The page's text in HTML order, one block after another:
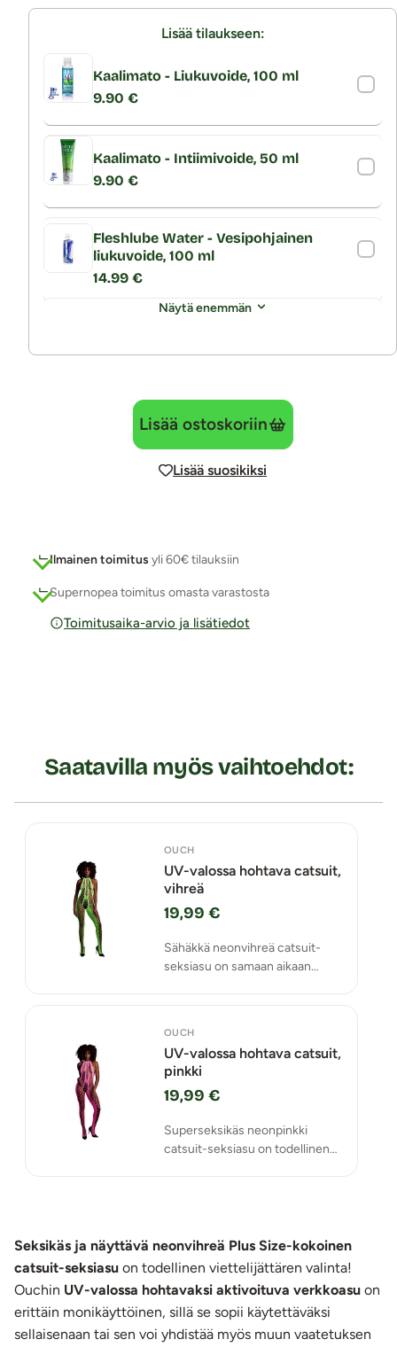
Lisää tilaukseen:
Kaalimato - Liukuvoide, 100 ml
9.90 €
Kaalimato - Intiimivoide, 50 ml
9.90 €
Fleshlube Water - Vesipohjainen
liukuvoide, 100 ml
14.99 €
Näytä enemmän
Lisää ostoskoriin
Lisää suosikiksi
Ilmainen toimitus yli 60€ tilauksiin
Supernopea toimitus omasta varastosta
Toimitusaika-arvio ja lisätiedot
Saatavilla myös vaihtoehdot:
OUCH
UV-valossa hohtava catsuit,
vihreä
19,99 €
Sähäkkä neonvihreä catsuit-
seksiasu on samaan aikaan
OUCH
UV-valossa hohtava catsuit,
pinkki
19,99 €
Superseksikäs neonpinkki
catsuit-seksiasu on todellinen
Seksikäs ja näyttävä neonvihreä Plus Size-kokoinen
catsuit-seksiasu on todellinen viettelijättären valinta!
Ouchin UV-valossa hohtavaksi aktivoituva verkkoasu on
erittäin monikäyttöinen, sillä se sopii käytettäväksi
sellaisenaan tai sen voi yhdistää myös muun vaatetuksen